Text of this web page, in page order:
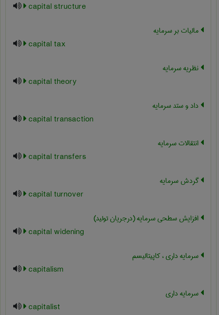
capital structure
مالیات بر سرمایه
capital tax
نظریه سرمایه
capital theory
داد و ستد سرمایه
capital transaction
انتقالات سرمایه
capital transfers
گردش سرمایه
capital turnover
افزایش سطحی سرمایه (درجریان تولید)
capital widening
سرمایه داری ، کاپیتالیسم
capitalism
سرمایه داری
capitalist